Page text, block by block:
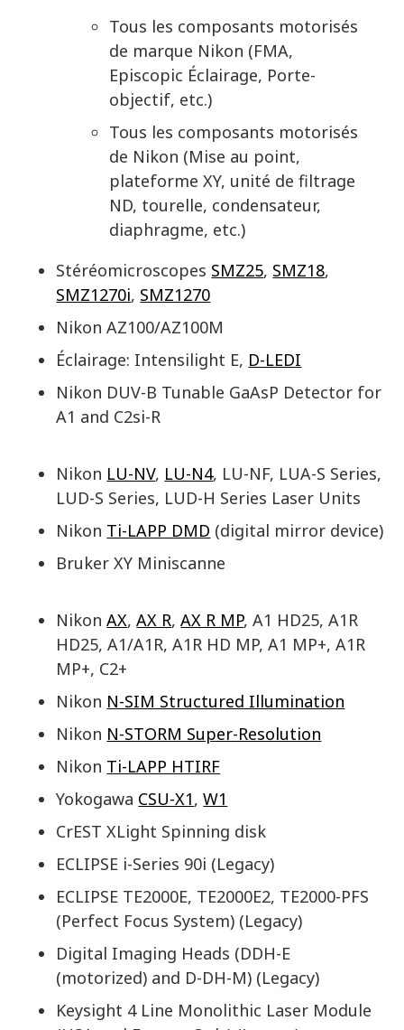
Tous les composants motorisés
de marque Nikon (FMA,
Episcopic Éclairage, Porte-
objectif, etc.)
Tous les composants motorisés
de Nikon (Mise au point,
plateforme XY, unité de filtrage
ND, tourelle, condensateur,
diaphragme, etc.)
Stéréomicroscopes SMZ25, SMZ18,
SMZ1270i, SMZ1270
Nikon AZ100/AZ100M
Éclairage: Intensilight E, D-LEDI
Nikon DUV-B Tunable GaAsP Detector for
A1 and C2si-R
Nikon LU-NV, LU-N4, LU-NF, LUA-S Series,
LUD-S Series, LUD-H Series Laser Units
Nikon Ti-LAPP DMD (digital mirror device)
Bruker XY Miniscanne
NikonAX,AX R,AX R MP, A1 HD25, A1R
HD25, A1/A1R, A1R HD MP, A1 MP+, A1R
MP+, C2+
Nikon N-SIM Structured Illumination
Nikon N-STORM Super-Resolution
Nikon Ti-LAPP HTIRF
Yokogawa CSU-X1,W1
CrEST XLight Spinning disk
ECLIPSE i-Series 90i (Legacy)
ECLIPSE TE2000E, TE2000E2, TE2000-PFS
(Perfect Focus System) (Legacy)
Digital Imaging Heads (DDH-E
(motorized) and D-DH-M) (Legacy)
Keysight 4 Line Monolithic Laser Module